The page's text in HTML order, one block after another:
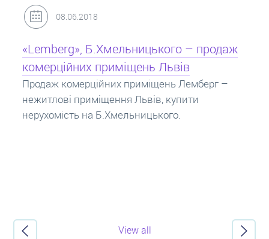
–
31.05.2018
Кредит під заставу нерухомості:
Іпотека на квартиру – кредит на житло під
заставу нерухомості. Купити в іпотеку – що
потрібно знати? Консультація від
про іпотечні кредити.
View all